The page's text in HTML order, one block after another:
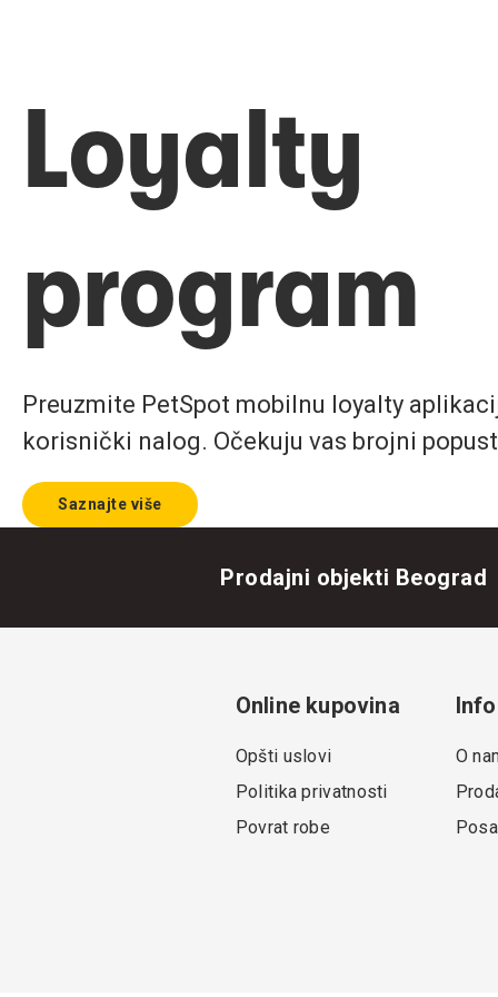
Loyalty
program
Preuzmite PetSpot mobilnu loyalty
korisnički nalog. Očekuju vas brojni
Saznajte više
Prodajni objekti Beograd
Online kupovina
Opšti uslovi
Politika privatnosti
Povrat robe
Info
O